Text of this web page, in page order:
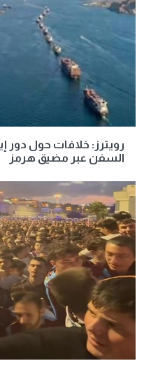
رويترز: خلافات حول دور
السفن عبر مضيق هرمز